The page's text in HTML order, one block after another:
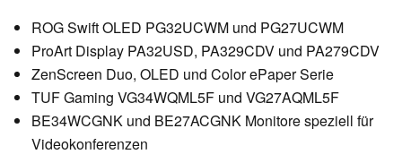
ROG Swift OLED PG32UCWM und PG27UCWM
ProArt Display PA32USD, PA329CDV und PA279CDV
ZenScreen Duo, OLED und Color ePaper Serie
TUF Gaming VG34WQML5F und VG27AQML5F
BE34WCGNK und BE27ACGNK Monitore speziell für
Videokonferenzen